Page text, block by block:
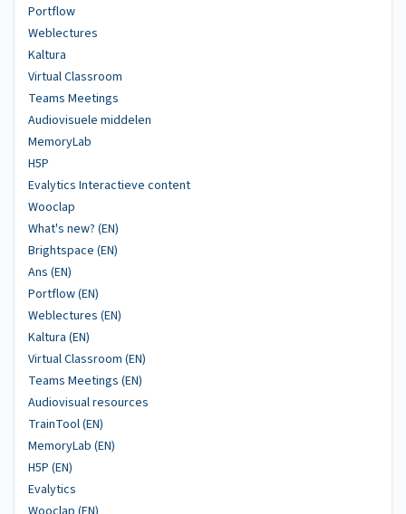
Portflow
Weblectures
Kaltura
Virtual Classroom
Teams Meetings
Audiovisuele middelen
MemoryLab
H5P
Evalytics Interactieve content
Wooclap
What's new? (EN)
Brightspace (EN)
Ans (EN)
Portflow (EN)
Weblectures (EN)
Kaltura (EN)
Virtual Classroom (EN)
Teams Meetings (EN)
Audiovisual resources
TrainTool (EN)
MemoryLab (EN)
H5P (EN)
Evalytics